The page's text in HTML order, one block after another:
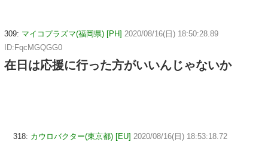
309: マイコプラズマ(福岡県) [PH] 2020/08/16(日) 18:50:28.89
ID:FqcMGQGG0
在日は応援に行った方がいいんじゃないか
318: カウロバクター(東京都) [EU] 2020/08/16(日) 18:53:18.72